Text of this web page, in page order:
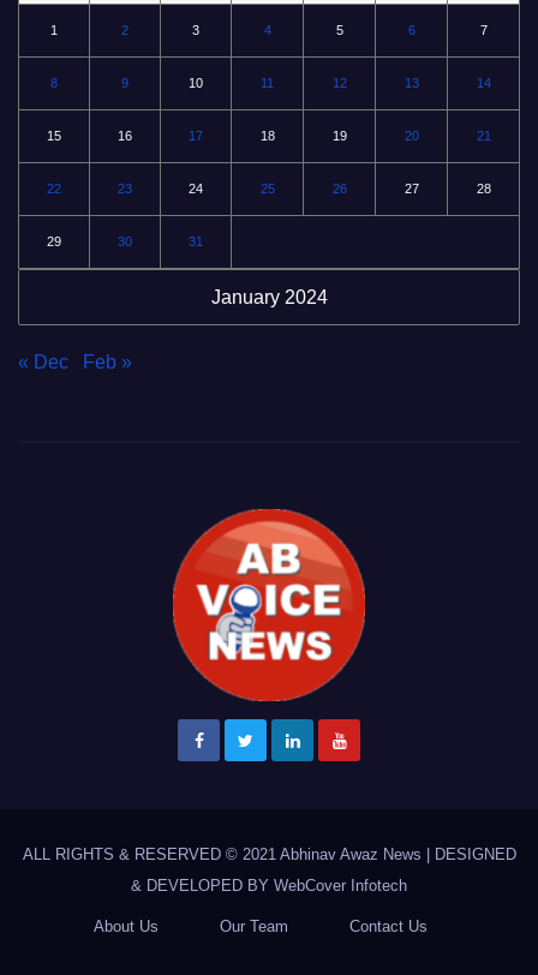
January 2024
1 2 3 4 5 6 7
8 9 10 11 12 13 14
15 16 17 18 19 20 21
22 23 24 25 26 27 28
29 30 31
« Dec Feb »
ALL RIGHTS & RESERVED © 2021 Abhinav Awaz News
DESIGNED
& DEVELOPED BY WebCover Infotech
About Us Our Team Contact Us